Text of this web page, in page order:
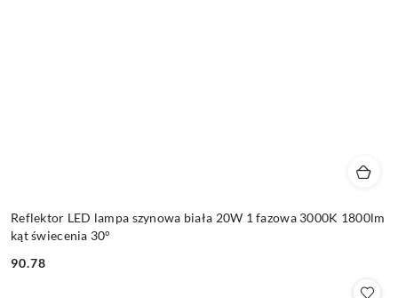
Reflektor LED lampa szynowa biała 20W 1 fazowa 3000K 1800lm
kąt świecenia 30°
Cena:
90.78